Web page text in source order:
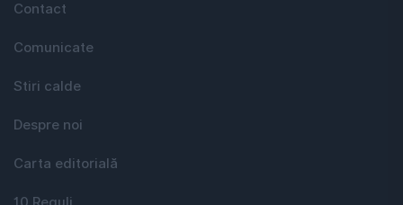
Contact
Comunicate
Stiri calde
Despre noi
Carta editorială